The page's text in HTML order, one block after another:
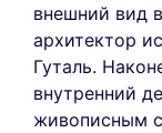
внешний вид
архитектор
Гуталь.
внутренний
живописным